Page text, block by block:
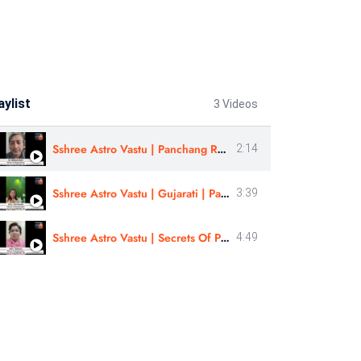
3 Videos
Sshree Astro Vastu | Panchang Rahasyam | Review By - Abhishek Tiwari | In Hindi 2:14
Sshree Astro Vastu | Gujarati | Panchang Rahasyam Course Review | Astro - Hina Panchal 3:39
Sshree Astro Vastu | Secrets Of Panchang Remedies & Muhurtas | Review By- Astro-Suvarna Ji | Marathi 4:49